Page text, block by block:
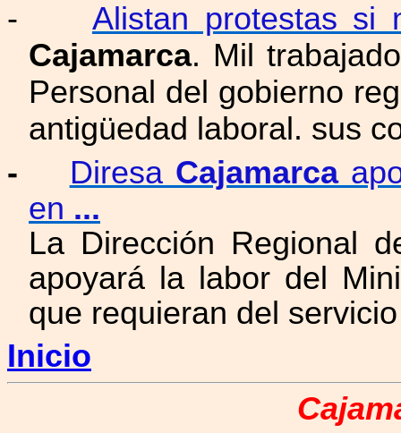
-
Alistan protestas si
Cajamarca. Mil
Personal del gobierno
antigüedad laboral. sus
- Diresa Cajamarca
en ...
La Dirección Regional
apoyará la labor del
que requieran del
Inicio